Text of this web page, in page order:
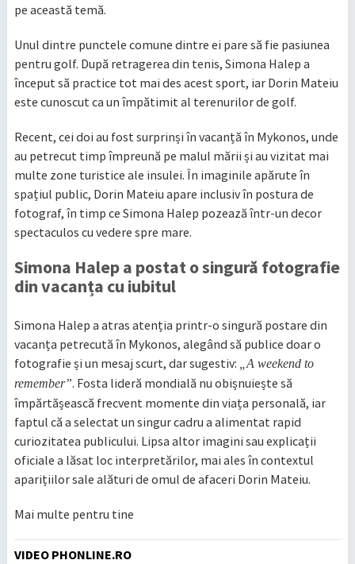
pe această temă.
Unul dintre punctele comune dintre ei pare să fie pasiunea
pentru golf. După retragerea din tenis, Simona Halep a
început să practice tot mai des acest sport, iar Dorin Mateiu
este cunoscut ca un împătimit al terenurilor de golf.
Recent, cei doi au fost surprinși în vacanță în Mykonos, unde
au petrecut timp împreună pe malul mării și au vizitat mai
multe zone turistice ale insulei. În imaginile apărute în
spațiul public, Dorin Mateiu apare inclusiv în postura de
fotograf, în timp ce Simona Halep pozează într-un decor
spectaculos cu vedere spre mare.
Simona Halep a postat o singură fotografie
din vacanța cu iubitul
Simona Halep a atras atenția printr-o singură postare din
vacanța petrecută în Mykonos, alegând să publice doar o
fotografie și un mesaj scurt, dar sugestiv:
„A weekend to
remember”. Fosta lideră mondială nu obișnuiește să
împărtășească frecvent momente din viața personală, iar
faptul că a selectat un singur cadru a alimentat rapid
curiozitatea publicului. Lipsa altor imagini sau explicații
oficiale a lăsat loc interpretărilor, mai ales în contextul
aparițiilor sale alături de omul de afaceri Dorin Mateiu.
Mai multe pentru tine
VIDEO PHONLINE.RO